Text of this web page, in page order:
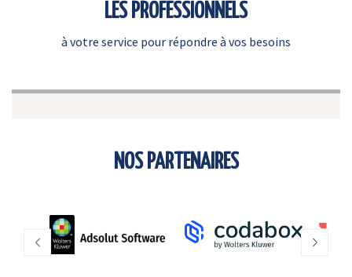
LES PROFESSIONNELS
à votre service pour répondre à vos besoins
NOS PARTENAIRES